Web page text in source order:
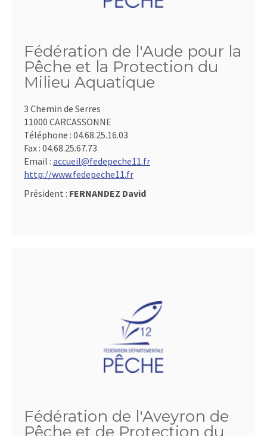
Fédération de l'Aude pour la
Pêche et la Protection du
Milieu Aquatique
3 Chemin de Serres
11000 CARCASSONNE
Téléphone : 04.68.25.16.03
Fax : 04.68.25.67.73
Email : accueil@fedepeche11.fr
http://www.fedepeche11.fr
Président : FERNANDEZ David
Fédération de l'Aveyron de
Pêche et de Protection du